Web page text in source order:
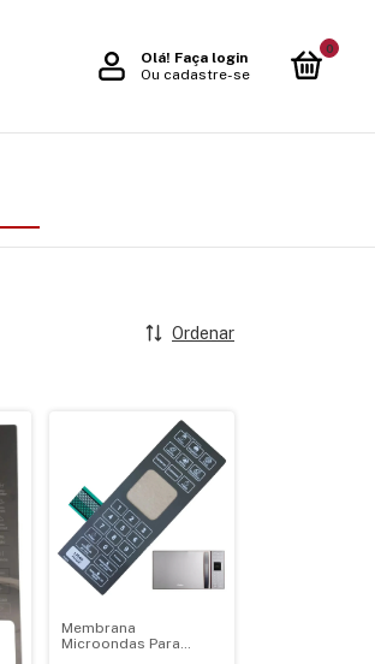
Olá! Faça login
Ou cadastre-se
0
Ordenar
Membrana
Microondas Para